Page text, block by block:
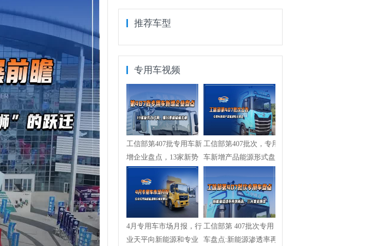
推荐车型
专用车视频
工信部第407批专用车新
增企业盘点，13家新势
力入局，...
工信部第407批次，专用
车新增产品能源形式盘
4月专用车市场月报，行
业天平向新能源和专业
工信部第 407批次专用
车盘点:新能源渗透率再